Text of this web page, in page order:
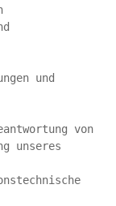
und
von
unseres